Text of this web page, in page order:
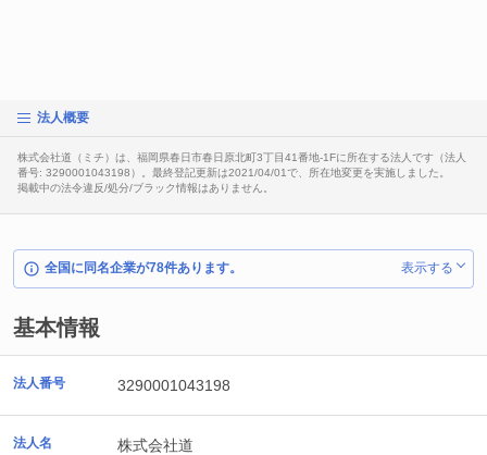
法人概要
株式会社道（ミチ）は、福岡県春日市春日原北町3丁目41番地-1Fに所在する法人です（法人
番号: 3290001043198）。最終登記更新は2021/04/01で、所在地変更を実施しました。
掲載中の法令違反/処分/ブラック情報はありません。
全国に同名企業が78件あります。 表示する
基本情報
法人番号 3290001043198
法人名 株式会社道